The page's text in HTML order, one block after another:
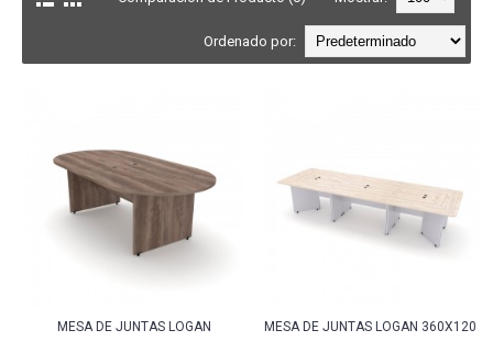
Ordenado por:
MESA DE JUNTAS LOGAN MESA DE JUNTAS LOGAN 360X120